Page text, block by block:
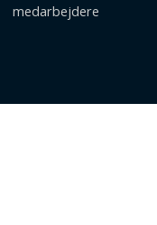
medarbejdere